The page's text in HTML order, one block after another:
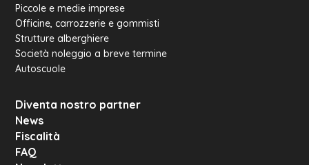
Piccole e medie imprese
Officine, carrozzerie e gommisti
Strutture alberghiere
Società noleggio a breve termine
Autoscuole
Diventa nostro partner
News
Fiscalità
FAQ